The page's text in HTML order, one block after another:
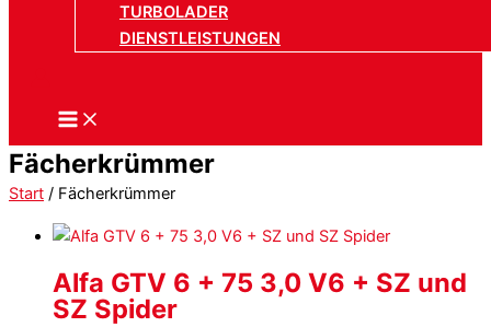
TURBOLADER
DIENSTLEISTUNGEN
Fächerkrümmer
Start / Fächerkrümmer
Alfa GTV 6 + 75 3,0 V6 + SZ und
SZ Spider